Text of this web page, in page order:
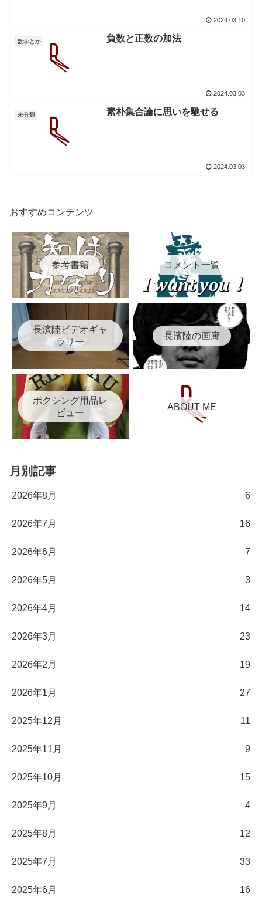
2024.03.10
数学とか 負数と正数の加法
2024.03.03
未分類 素朴集合論に思いを馳せる
2024.03.03
おすすめコンテンツ
参考書籍 コメント一覧
長濱陸ビデオギャ
ラリー
長濱陸の画廊
ボクシング用品レ
ビュー
ABOUT ME
月別記事
2026年8月 6
2026年7月 16
2026年6月 7
2026年5月 3
2026年4月 14
2026年3月 23
2026年2月 19
2026年1月 27
2025年12月 11
2025年11月 9
2025年10月 15
2025年9月 4
2025年8月 12
2025年7月 33
2025年6月 16